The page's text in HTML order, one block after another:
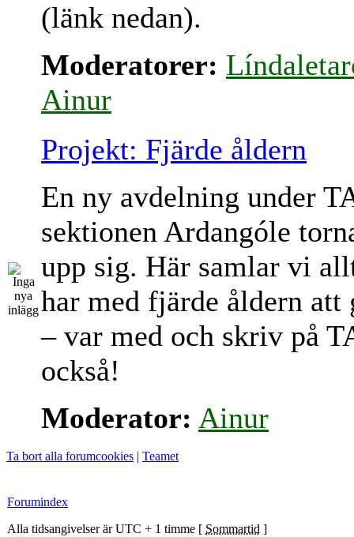
(länk nedan).
Moderatorer:
Ainur
Projekt: Fjärde åldern
En ny avdelning under
sektionen Ardangóle
upp sig. Här samlar vi
har med fjärde åldern att
– var med och skriv på
också!
Moderator: Ainur
Ta bort alla forumcookies | Teamet
Forumindex
Alla tidsangivelser är UTC + 1 timme [ Sommartid ]